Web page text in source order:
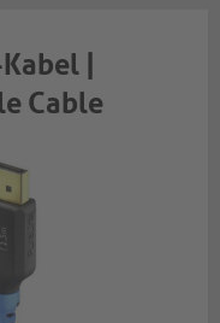
|
Cable​​​​​​​​​​​​​​